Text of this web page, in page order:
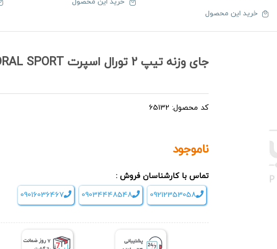
خرید این محصول
خرید این محصول
جای وزنه تیپ 2 تورال اسپرت TORAL SPORT
کد محصول: 65132
ناموجود
تماس با کارشناسان فروش :
09212353058
09034448548
09016036467